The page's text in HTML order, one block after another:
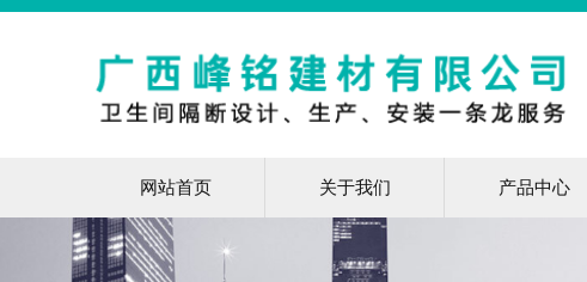
网站首页 关于我们 产品中心